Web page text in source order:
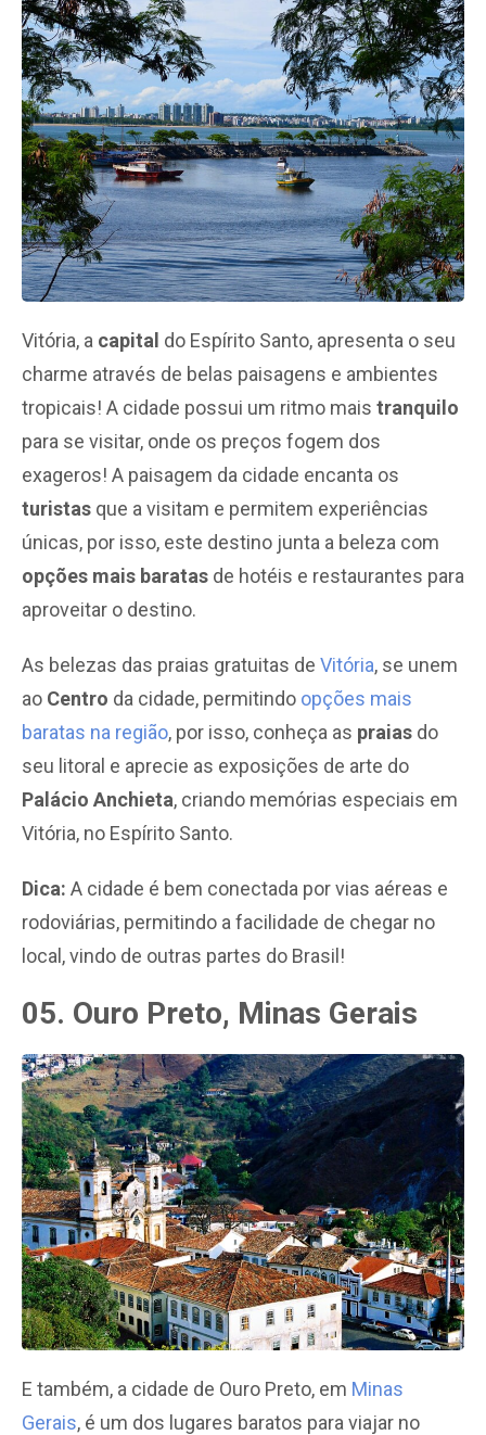
Vitória, a capital do Espírito Santo, apresenta o seu
charme através de belas paisagens e ambientes
tropicais! A cidade possui um ritmo mais tranquilo
para se visitar, onde os preços fogem dos
exageros! A paisagem da cidade encanta os
turistas que a visitam e permitem experiências
únicas, por isso, este destino junta a beleza com
opções mais baratas de hotéis e restaurantes para
aproveitar o destino.
As belezas das praias gratuitas de Vitória, se unem
ao Centro da cidade, permitindo opções mais
baratas na região, por isso, conheça as praias do
seu litoral e aprecie as exposições de arte do
Palácio Anchieta, criando memórias especiais em
Vitória, no Espírito Santo.
Dica: A cidade é bem conectada por vias aéreas e
rodoviárias, permitindo a facilidade de chegar no
local, vindo de outras partes do Brasil!
05. Ouro Preto, Minas Gerais
E também, a cidade de Ouro Preto, em Minas
Gerais, é um dos lugares baratos para viajar no